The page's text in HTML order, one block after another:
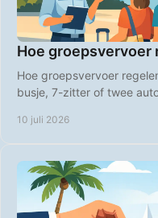
Hoe groepsvervoer
Hoe groepsvervoer
busje, 7-zitter of twee
10 juli 2026